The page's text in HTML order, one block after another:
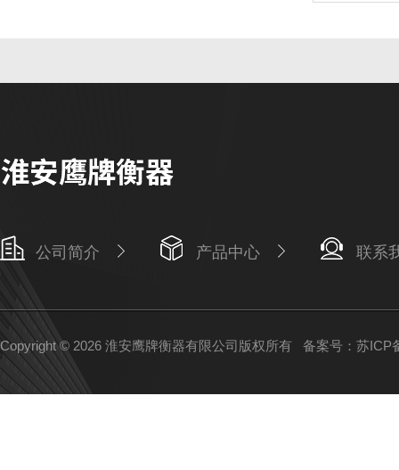
公司简介 产品中心 联系
Copyright © 2026 淮安鹰牌衡器有限公司版权所有 备案号：苏ICP